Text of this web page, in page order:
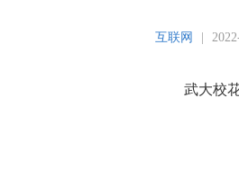
互联网
武大校